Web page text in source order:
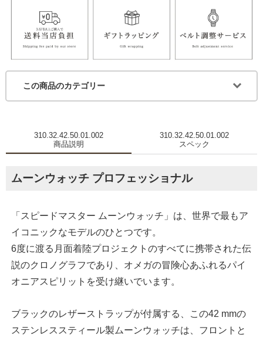
この商品のカテゴリー
310.32.42.50.01.002
商品説明
310.32.42.50.01.002
スペック
ムーンウォッチ プロフェッショナル
「スピードマスター ムーンウォッチ」は、世界で最もア
イコニックなモデルのひとつです。
6度に渡る月面着陸プロジェクトのすべてに携帯された伝
説のクロノグラフであり、オメガの冒険心あふれるパイ
オニアスピリットを受け継いでいます。
ブラックのレザーストラップが付属する、この42 mmの
ステンレススティール製ムーンウォッチは、フロントと